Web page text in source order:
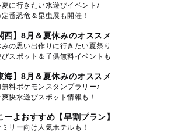
夏に行きたい水遊びイベント♪
定番恐竜＆昆虫展も開催！
西】8月＆夏休みのオススメ
みの思い出作りに行きたい夏祭り
びスポット＆子供無料イベントも
海】8月＆夏休みのオススメ
無料ポケモンスタンプラリー♪
快水遊びスポット情報も！
ーよおすすめ【早割プラン】
ミリー向け人気ホテルも！